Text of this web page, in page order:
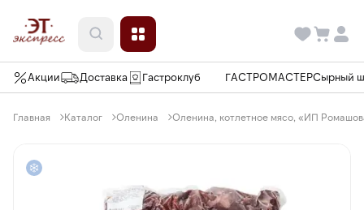
Акции Доставка Гастроклуб ГАСТРОМАСТЕРСырный
Главная Каталог Оленина Оленина, котлетное мясо, «ИП